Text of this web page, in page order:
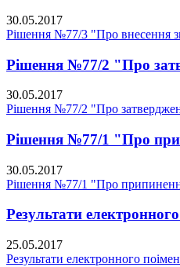
30.05.2017
Рішення №77/3 "Про внесення
Рішення №77/2 "Про
30.05.2017
Рішення №77/2 "Про
Рішення №77/1 "Про
30.05.2017
Рішення №77/1 "Про
Результати
25.05.2017
Результати електронного